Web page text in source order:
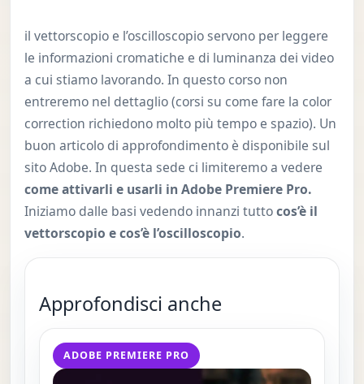
il vettorscopio e l’oscilloscopio servono per leggere
le informazioni cromatiche e di luminanza dei video
a cui stiamo lavorando. In questo corso non
entreremo nel dettaglio (corsi su come fare la color
correction richiedono molto più tempo e spazio). Un
buon articolo di approfondimento è disponibile sul
sito Adobe. In questa sede ci limiteremo a vedere
come attivarli e usarli in Adobe Premiere Pro.
Iniziamo dalle basi vedendo innanzi tuttocos’è il
vettorscopio e cos’è l’oscilloscopio.
Approfondisci anche
ADOBE PREMIERE PRO